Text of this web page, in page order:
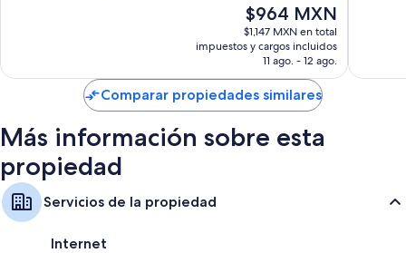
El
precio
actual
de
$964 MXN
$964 MXN
$1,147 MXN en total
impuestos y cargos incluidos
11 ago. - 12 ago.
Comparar propiedades similares
Más información sobre esta
propiedad
Servicios de la propiedad
Internet